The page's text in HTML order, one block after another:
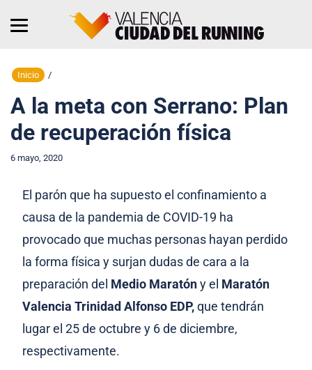
Inicio /
A la meta con Serrano: Plan
de recuperación física
6 mayo, 2020
El parón que ha supuesto el confinamiento a
causa de la pandemia de COVID-19 ha
provocado que muchas personas hayan perdido
la forma física y surjan dudas de cara a la
preparación del Medio Maratóny el Maratón
Valencia Trinidad Alfonso EDP,que tendrán
lugar el 25 de octubre y 6 de diciembre,
respectivamente.